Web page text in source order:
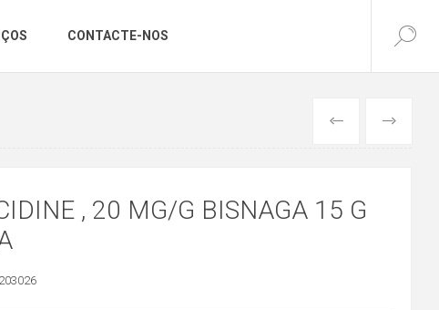
CONTACTE-NOS
ANTERIORSEGUINTE
, 20 MG/G BISNAGA 15 G